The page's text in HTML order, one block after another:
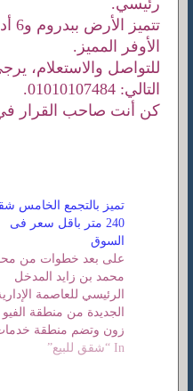
رئيسي.
الأوفر المميز.
للتواصل والاستعلام،
التالي: 01010107484.
كن أنت صاحب القرار
تميز بالتجمع الخامس
240 متر باقل سعر فى
السوق
على بعد خطوات من
محمد بن زايد المدخل
الرئيسي للعاصمة
الجديدة من منطقة الفيو
زون وتضم منطقة
وترفيه بالقاهرة الجديدة
In “شقق للبيع”